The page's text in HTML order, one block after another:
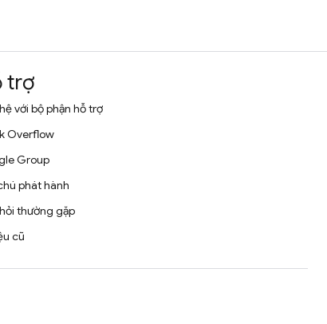
trợ
với bộ phận hỗ trợ
Overflow
Group
phát hành
thường gặp
cũ